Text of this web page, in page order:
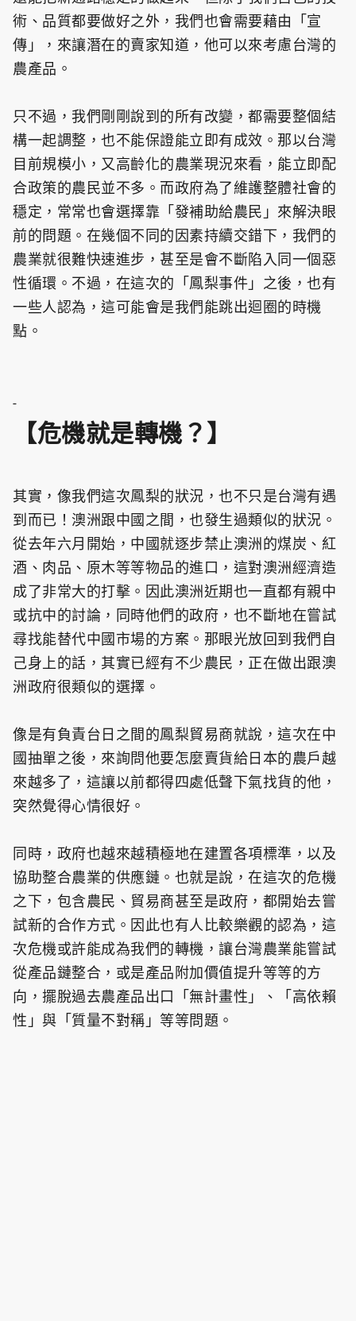
術、品質都要做好之外，我們也會需要藉由「宣
傳」，來讓潛在的賣家知道，他可以來考慮台灣的
農產品。
只不過，我們剛剛說到的所有改變，都需要整個結
構一起調整，也不能保證能立即有成效。那以台灣
目前規模小，又高齡化的農業現況來看，能立即配
合政策的農民並不多。而政府為了維護整體社會的
穩定，常常也會選擇靠「發補助給農民」來解決眼
前的問題。在幾個不同的因素持續交錯下，我們的
農業就很難快速進步，甚至是會不斷陷入同一個惡
性循環。不過，在這次的「鳳梨事件」之後，也有
一些人認為，這可能會是我們能跳出迴圈的時機
點。
-
【危機就是轉機？】
其實，像我們這次鳳梨的狀況，也不只是台灣有遇
到而已！澳洲跟中國之間，也發生過類似的狀況。
從去年六月開始，中國就逐步禁止澳洲的煤炭、紅
酒、肉品、原木等等物品的進口，這對澳洲經濟造
成了非常大的打擊。因此澳洲近期也一直都有親中
或抗中的討論，同時他們的政府，也不斷地在嘗試
尋找能替代中國市場的方案。那眼光放回到我們自
己身上的話，其實已經有不少農民，正在做出跟澳
洲政府很類似的選擇。
像是有負責台日之間的鳳梨貿易商就說，這次在中
國抽單之後，來詢問他要怎麼賣貨給日本的農戶越
來越多了，這讓以前都得四處低聲下氣找貨的他，
突然覺得心情很好。
同時，政府也越來越積極地在建置各項標準，以及
協助整合農業的供應鏈。也就是說，在這次的危機
之下，包含農民、貿易商甚至是政府，都開始去嘗
試新的合作方式。因此也有人比較樂觀的認為，這
次危機或許能成為我們的轉機，讓台灣農業能嘗試
從產品鏈整合，或是產品附加價值提升等等的方
向，擺脫過去農產品出口「無計畫性」、「高依賴
性」與「質量不對稱」等等問題。